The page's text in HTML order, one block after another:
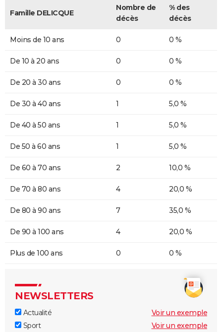
Famille DELICQUE
Nombre de
décès
% des
décès
Moins de 10 ans 0 0 %
De 10 à 20 ans 0 0 %
De 20 à 30 ans 0 0 %
De 30 à 40 ans 1 5,0 %
De 40 à 50 ans 1 5,0 %
De 50 à 60 ans 1 5,0 %
De 60 à 70 ans 2 10,0 %
De 70 à 80 ans 4 20,0 %
De 80 à 90 ans 7 35,0 %
De 90 à 100 ans 4 20,0 %
Plus de 100 ans 0 0 %
NEWSLETTERS
Actualité
Voir un exemple
Sport
Voir un exemple